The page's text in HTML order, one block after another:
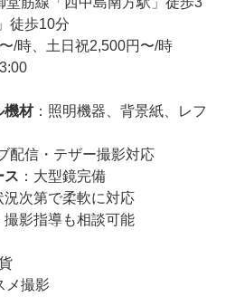
徒歩10分
/時、土日祝2,500円〜/時
機材：照明機器、背景紙、レフ
配信・テザー撮影対応
ス ：大型鏡完備
況次第で柔軟に対応
撮影指導も相談可能
メ撮影